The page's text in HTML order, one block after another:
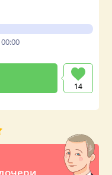
00:00
14